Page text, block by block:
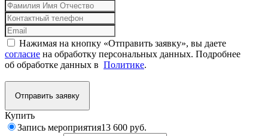
Нажимая на кнопку «Отправить заявку», вы даете
согласие на обработку персональных данных. Подробнее
об обработке данных в Политике.
Отправить заявку
Купить
Запись мероприятия13 600 руб.